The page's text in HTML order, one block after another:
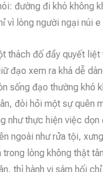
đường đi khó không
vì lòng người ngại núi e
thách đố đầy quyết liệt
đạo xem ra khá dễ
sống đạo thường khó
đòi hỏi một sự quên
như thực hiện việc dọn
ngoài như rửa tội,
trong lòng không thật
thì hành vi sám hối